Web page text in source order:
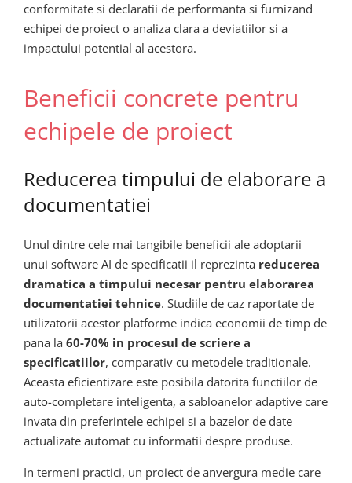
conformitate si declaratii de performanta si furnizand
echipei de proiect o analiza clara a deviatiilor si a
impactului potential al acestora.
Beneficii concrete pentru
echipele de proiect
Reducerea timpului de elaborare a
documentatiei
Unul dintre cele mai tangibile beneficii ale adoptarii
unui software AI de specificatii il reprezinta reducerea
dramatica a timpului necesar pentru elaborarea
documentatiei tehnice. Studiile de caz raportate de
utilizatorii acestor platforme indica economii de timp de
pana la 60-70% in procesul de scriere a
specificatiilor, comparativ cu metodele traditionale.
Aceasta eficientizare este posibila datorita functiilor de
auto-completare inteligenta, a sabloanelor adaptive care
invata din preferintele echipei si a bazelor de date
actualizate automat cu informatii despre produse.
In termeni practici, un proiect de anvergura medie care